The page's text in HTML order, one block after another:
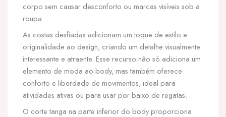
corpo sem causar desconforto ou marcas visíveis sob a
roupa.
As costas desfiadas adicionam um toque de estilo e
originalidade ao design, criando um detalhe visualmente
interessante e atraente. Esse recurso não só adiciona um
elemento de moda ao body, mas também oferece
conforto e liberdade de movimentos, ideal para
atividades ativas ou para usar por baixo de regatas.
O corte tanga na parte inferior do body proporciona